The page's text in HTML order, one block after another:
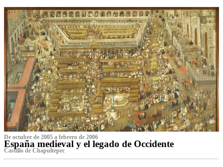
De octubre de 2005 a febrero de 2006
España medieval y el legado de Occidente
Castillo de Chapultepec